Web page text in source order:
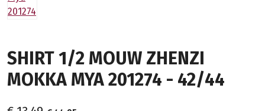
SHIRT 1/2 MOUW ZHENZI
MOKKA MYA 201274 - 42/44